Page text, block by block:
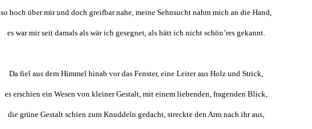
so hoch über mir und doch greifbar nahe, meine Sehnsucht nahm mich an die Hand,
es war mir seit damals als wär ich gesegnet, als hätt ich nicht schön’res gekannt.
Da fiel aus dem Himmel hinab vor das Fenster, eine Leiter aus Holz und Strick,
es erschien ein Wesen von kleiner Gestalt, mit einem liebenden, fragenden Blick,
die grüne Gestalt schien zum Knuddeln gedacht, streckte den Arm nach ihr aus,